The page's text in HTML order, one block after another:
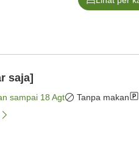
saja]
sampai 18 Agt Tanpa makan